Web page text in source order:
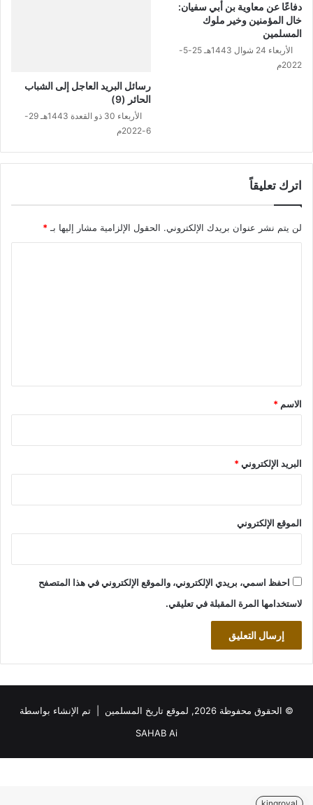
دفاعًا عن معاوية بن أبي سفيان:
خال المؤمنين وخير ملوك
المسلمين
الأربعاء 24 شوال 1443هـ 25-5-
2022م
رسائل البريد العاجل إلى الشباب
الحائر (9)
الأربعاء 30 ذو القعدة 1443هـ 29-
6-2022م
اترك تعليقاً
لن يتم نشر عنوان بريدك الإلكتروني. الحقول الإلزامية مشار إليها بـ*
*
الاسم *
البريد الإلكتروني*
الموقع الإلكتروني
احفظ اسمي، بريدي الإلكتروني، والموقع الإلكتروني في هذا المتصفح
لاستخدامها المرة المقبلة في تعليقي.
© الحقوق محفوظة 2026, لموقع تاريخ المسلمين | تم الإنشاء بواسطة
SAHAB Ai